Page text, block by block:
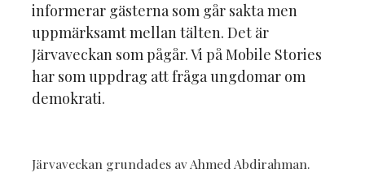
informerar gästerna som går sakta men
uppmärksamt mellan tälten. Det är
Järvaveckan som pågår. Vi på Mobile Stories
har som uppdrag att fråga ungdomar om
demokrati.
Järvaveckan grundades av Ahmed Abdirahman.